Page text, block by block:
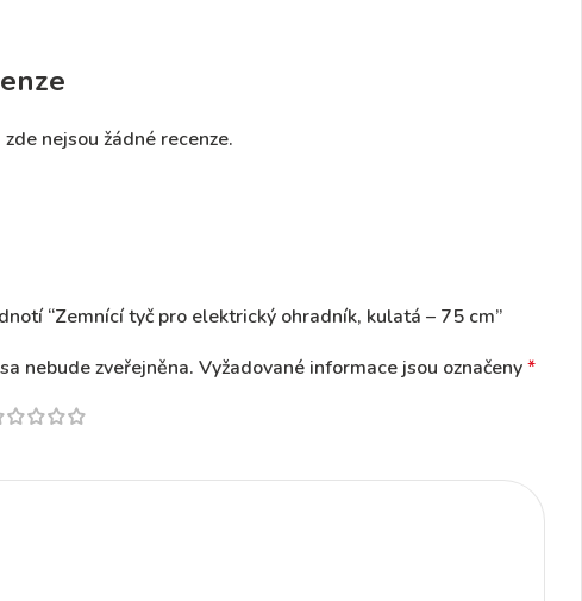
nejsou žádné recenze.
“Zemnící tyč pro elektrický ohradník, kulatá – 75 cm”
nebude zveřejněna. Vyžadované informace jsou označeny*